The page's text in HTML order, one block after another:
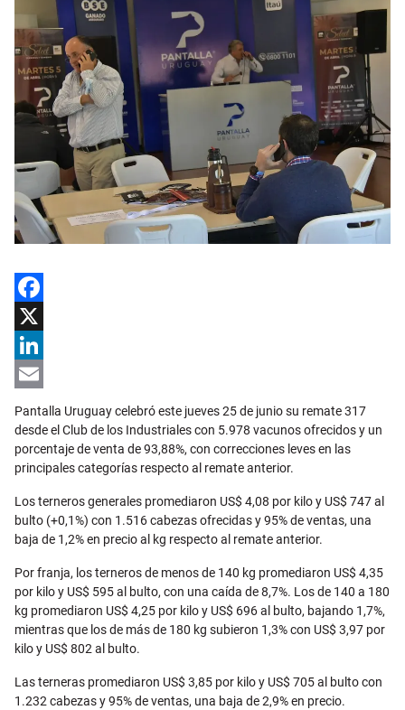
Facebook
X
LinkedIn
Email
Pantalla Uruguay celebró este jueves 25 de junio su remate 317
desde el Club de los Industriales con 5.978 vacunos ofrecidos y un
porcentaje de venta de 93,88%, con correcciones leves en las
principales categorías respecto al remate anterior.
Los terneros generales promediaron US$ 4,08 por kilo y US$ 747 al
bulto (+0,1%) con 1.516 cabezas ofrecidas y 95% de ventas, una
baja de 1,2% en precio al kg respecto al remate anterior.
Por franja, los terneros de menos de 140 kg promediaron US$ 4,35
por kilo y US$ 595 al bulto, con una caída de 8,7%. Los de 140 a 180
kg promediaron US$ 4,25 por kilo y US$ 696 al bulto, bajando 1,7%,
mientras que los de más de 180 kg subieron 1,3% con US$ 3,97 por
kilo y US$ 802 al bulto.
Las terneras promediaron US$ 3,85 por kilo y US$ 705 al bulto con
1.232 cabezas y 95% de ventas, una baja de 2,9% en precio.